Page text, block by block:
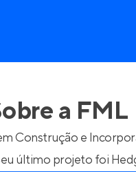
imóveis
no Apto
a FML
Construção e
último projeto foi